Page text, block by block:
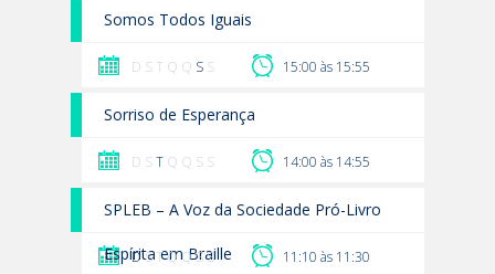
Somos Todos Iguais
D S T Q Q S S 15:00 às 15:55
Sorriso de Esperança
D ST Q Q S S 14:00 às 14:55
SPLEB – A Voz da Sociedade Pró-Livro
Espírita em Braille
DS T Q Q S S 11:10 às 11:30